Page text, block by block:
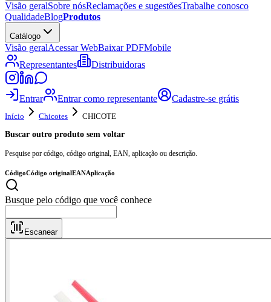
Visão geralSobre nósReclamações e sugestõesTrabalhe conosco
QualidadeBlogProdutos
Catálogo
Visão geralAcessar WebBaixar PDFMobile
Representantes
Distribuidoras
Entrar Entrar como representante Cadastre-se grátis
Início Chicotes
CHICOTE
Buscar outro produto sem voltar
Pesquise por código, código original, EAN, aplicação ou descrição.
CódigoCódigo originalEANAplicação
Busque pelo có
Escanear